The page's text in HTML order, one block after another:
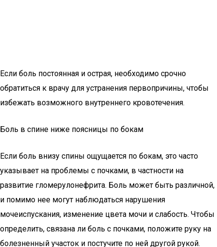
Если боль постоянная и острая, необходимо срочно
обратиться к врачу для устранения первопричины, чтобы
избежать возможного внутреннего кровотечения.
Боль в спине ниже поясницы по бокам
Если боль внизу спины ощущается по бокам, это часто
указывает на проблемы с почками, в частности на
развитие гломерулонефрита. Боль может быть различной,
и помимо нее могут наблюдаться нарушения
мочеиспускания, изменение цвета мочи и слабость. Чтобы
определить, связана ли боль с почками, положите руку на
болезненный участок и постучите по ней другой рукой.